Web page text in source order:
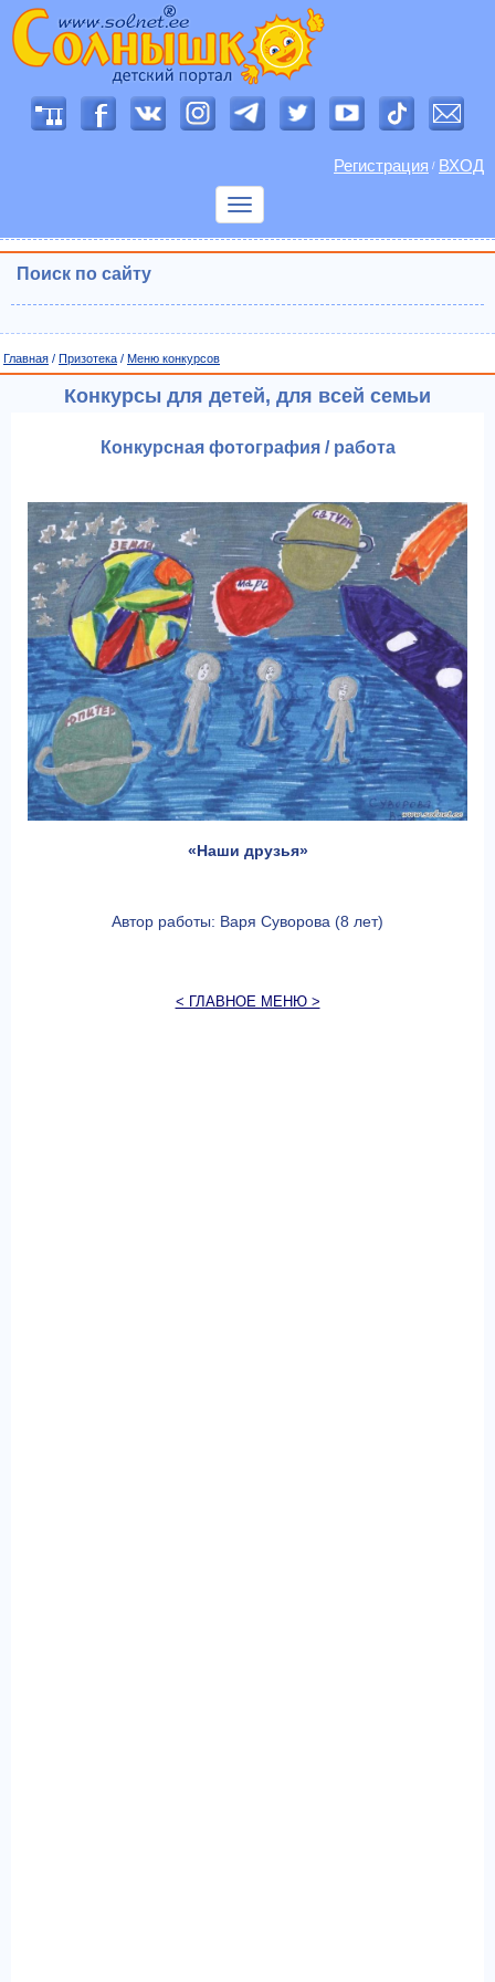
Регистрация / ВХОД
Показать
Поиск по сайту
Главная / Призотека / Меню конкурсов
Конкурсы для детей, для всей семьи
Конкурсная фотография / работа
«Наши друзья»
Автор работы: Варя Суворова (8 лет)
< ГЛАВНОЕ МЕНЮ >